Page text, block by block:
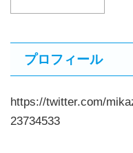
プロフィール
https://twitter.com/
23734533